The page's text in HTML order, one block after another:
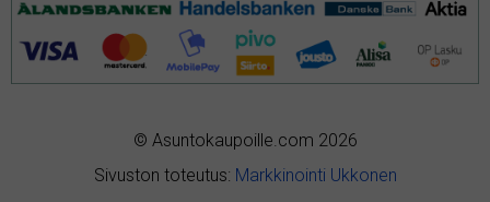
© Asuntokaupoille.com 2026
Sivuston toteutus: Markkinointi Ukkonen